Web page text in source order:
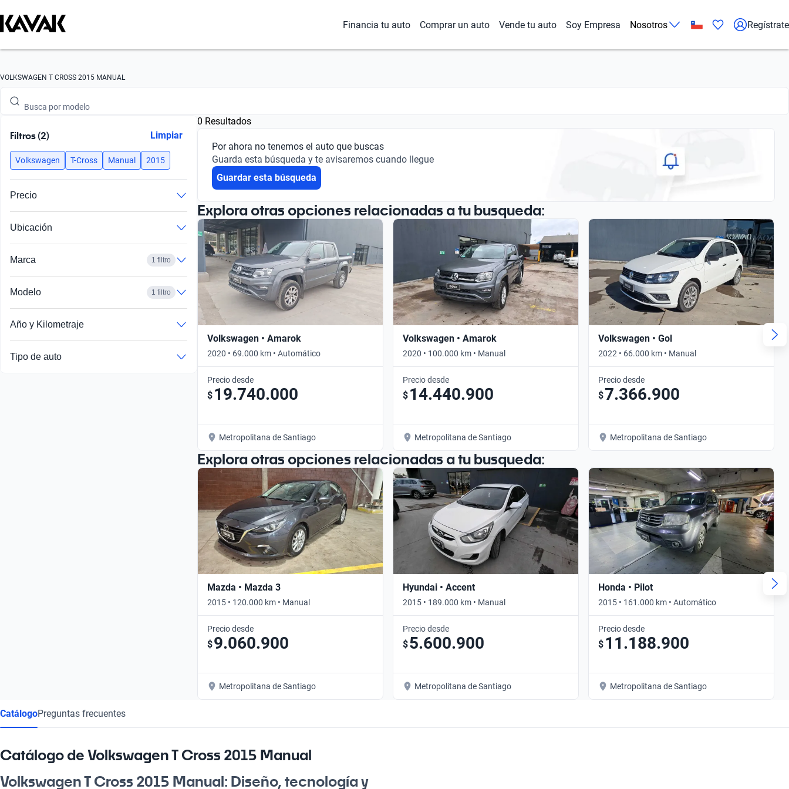
Financia tu auto Comprar un auto Vende tu auto Soy Empresa Nosotros Regístrate
VOLKSWAGEN T CROSS 2015 MANUAL
Busca por marca
Busca por año
Busca por marca
Busca por versión
Busca por año
Filtros (2) Limpiar
Volkswagen T-Cross Manual 2015
Precio
Ubicación
Marca 1 filtro
Modelo 1 filtro
Año y Kilometraje
Tipo de auto
0 Resultados
Por ahora no tenemos el auto que buscas
Guarda esta búsqueda y te avisaremos cuando llegue
Guardar esta búsqueda
Explora otras opciones relacionadas a tu busqueda:
Volkswagen • Amarok
2020 • 69.000 km • Automático
Precio desde
$ 19.740.000
Metropolitana de Santiago
Volkswagen • Amarok
2020 • 100.000 km • Manual
Precio desde
$ 14.440.900
Metropolitana de Santiago
Volkswagen • Gol
2022 • 66.000 km • Manual
Precio desde
$7.366.900
Metropolitana de Santiago
Explora otras opciones relacionadas a tu busqueda:
Mazda • Mazda 3
2015 • 120.000 km • Manual
Precio desde
$9.060.900
Metropolitana de Santiago
Hyundai • Accent
2015 • 189.000 km • Manual
Precio desde
$5.600.900
Metropolitana de Santiago
Honda • Pilot
2015 • 161.000 km • Automático
Precio desde
$ 11.188.900
Metropolitana de Santiago
CatálogoPreguntas frecuentes
Catálogo de Volkswagen T Cross 2015 Manual
Volkswagen T Cross 2015 Manual: Diseño, tecnología y